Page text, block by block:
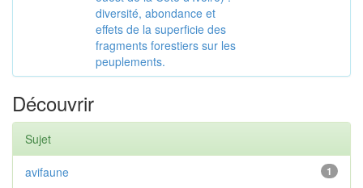
diversité, abondance et
effets de la superficie des
fragments forestiers sur les
peuplements.
Découvrir
Sujet
1
avifaune